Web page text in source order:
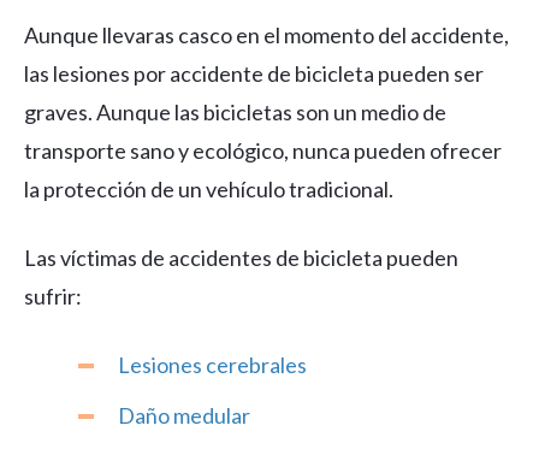
Aunque llevaras casco en el momento del accidente,
las lesiones por accidente de bicicleta pueden ser
graves. Aunque las bicicletas son un medio de
transporte sano y ecológico, nunca pueden ofrecer
la protección de un vehículo tradicional.
Las víctimas de accidentes de bicicleta pueden
sufrir:
Lesiones cerebrales
Daño medular